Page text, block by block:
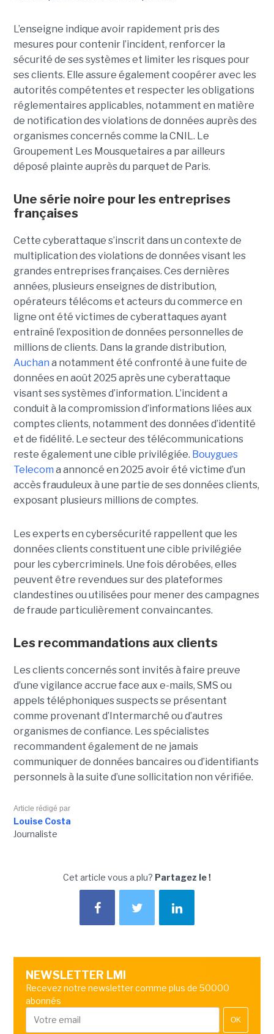
L’enseigne indique avoir rapidement pris des
mesures pour contenir l’incident, renforcer la
sécurité de ses systèmes et limiter les risques pour
ses clients. Elle assure également coopérer avec les
autorités compétentes et respecter les obligations
réglementaires applicables, notamment en matière
de notification des violations de données auprès des
organismes concernés comme la CNIL. Le
Groupement Les Mousquetaires a par ailleurs
déposé plainte auprès du parquet de Paris.
Une série noire pour les entreprises
françaises
Cette cyberattaque s’inscrit dans un contexte de
multiplication des violations de données visant les
grandes entreprises françaises. Ces dernières
années, plusieurs enseignes de distribution,
opérateurs télécoms et acteurs du commerce en
ligne ont été victimes de cyberattaques ayant
entraîné l’exposition de données personnelles de
millions de clients. Dans la grande distribution,
Auchan a notamment été confronté à une fuite de
données en août 2025 après une cyberattaque
visant ses systèmes d’information. L’incident a
conduit à la compromission d’informations liées aux
comptes clients, notamment des données d’identité
et de fidélité. Le secteur des télécommunications
reste également une cible privilégiée. Bouygues
Telecom a annoncé en 2025 avoir été victime d’un
accès frauduleux à une partie de ses données clients,
exposant plusieurs millions de comptes.
Les experts en cybersécurité rappellent que les
données clients constituent une cible privilégiée
pour les cybercriminels. Une fois dérobées, elles
peuvent être revendues sur des plateformes
clandestines ou utilisées pour mener des campagnes
de fraude particulièrement convaincantes.
Les recommandations aux clients
Les clients concernés sont invités à faire preuve
d’une vigilance accrue face aux e-mails, SMS ou
appels téléphoniques suspects se présentant
comme provenant d’Intermarché ou d’autres
organismes de confiance. Les spécialistes
recommandent également de ne jamais
communiquer de données bancaires ou d’identifiants
personnels à la suite d’une sollicitation non vérifiée.
Article rédigé par
Louise Costa
Journaliste
Cet article vous a plu? Partagez le !
NEWSLETTER LMI
Recevez notre newsletter comme plus de 50000
abonnés
OK